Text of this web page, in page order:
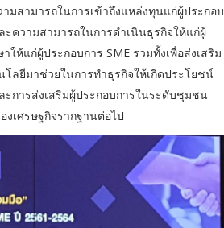
สามารถในการเข้าถึงแหล่งทุนแก่ผู้ประกอบ
ความสามารถในการดำเนินธุรกิจให้แก่ผู้
ห้แก่ผู้ประกอบการ SME รวมทั้งเพื่อส่งเสริม
โลยีมาช่วยในการทำธุรกิจให้เกิดประโยชน์
การส่งเสริมผู้ประกอบการในระดับชุมชน
งเศรษฐกิจรากฐานต่อไป